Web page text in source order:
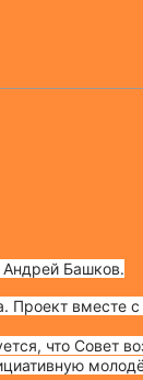
Андрей Башков.
Проект вместе
что Совет